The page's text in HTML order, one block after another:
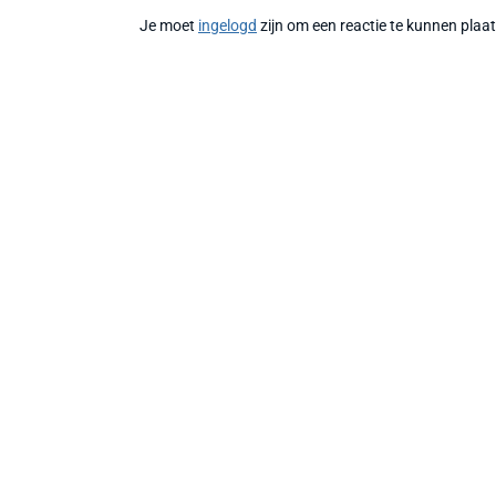
Je moet ingelogd zijn om een reactie te kunnen